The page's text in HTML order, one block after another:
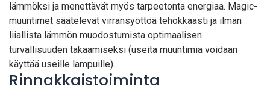
lämmöksi ja menettävät myös tarpeetonta energiaa. Magic-
muuntimet säätelevät virransyöttöä tehokkaasti ja ilman
liiallista lämmön muodostumista optimaalisen
turvallisuuden takaamiseksi (useita muuntimia voidaan
käyttää useille lampuille).
Rinnakkaistoiminta